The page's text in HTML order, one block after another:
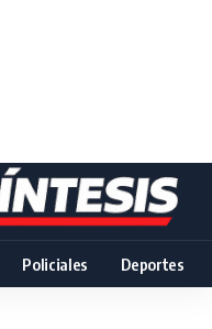
Policiales Deportes